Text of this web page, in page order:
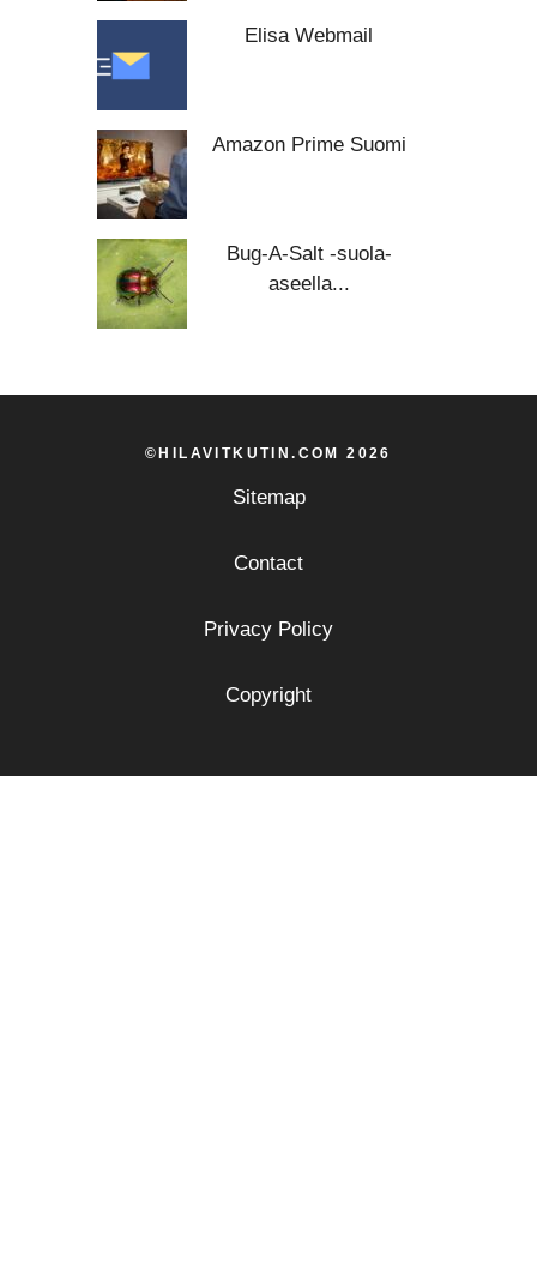
Elisa Webmail
Amazon Prime Suomi
Bug-A-Salt -suola-
aseella...
©HILAVITKUTIN.COM 2026
Sitemap
Contact
Privacy Policy
Copyright